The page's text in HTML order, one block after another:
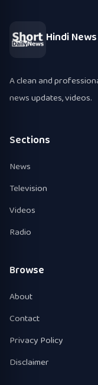
Hindi News
A clean and
news updates, videos.
Sections
News
Television
Videos
Radio
Browse
About
Contact
Privacy Policy
Disclaimer